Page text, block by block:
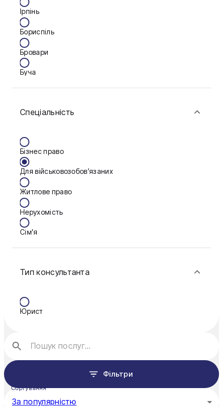
Ірпінь
Бориспіль
Бровари
Буча
Васильків
Дніпро
Запоріжжя
Калуш
Кам'янське
Ковель
Краматорськ
Кривий Ріг
Спеціальність
Бізнес право
Для військовозобов’язаних
Житлове право
Нерухомість
Сім'я
Тип консультанта
Юрист
Фільтри
Сортування
За популярністю